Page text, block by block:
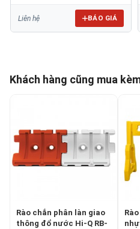
Liên hệ BÁO GIÁ
Khách hàng cũng mua
Rào chắn phân làn giao
thông đổ nước Hi-Q RB-